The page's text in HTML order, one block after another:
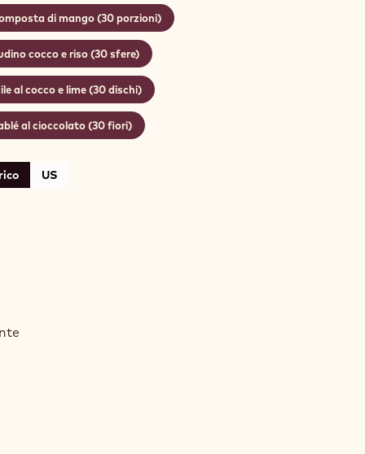
di mango (30 porzioni)
cocco e riso (30 sfere)
al cocco e lime (30 dischi)
al cioccolato (30 fiori)
US